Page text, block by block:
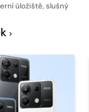
úložiště, slušný